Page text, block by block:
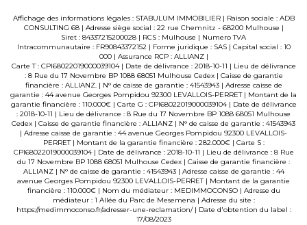
Affichage des informations légales : STABULUM IMMOBILIER | Raison sociale : ADB
CONSULTING 68 | Adresse siège social : 22 rue Chemnitz - 68200 Mulhouse |
Siret : 84337215200028 | RCS : Mulhouse | Numero TVA
Intracommunautaire : FR90843372152 | Forme juridique : SAS | Capital social : 10
000 | Assurance RCP : ALLIANZ |
Carte T : CPI68022019000039104 | Date de délivrance : 2018-10-11 | Lieu de délivrance
: 8 Rue du 17 Novembre BP 1088 68051 Mulhouse Cedex | Caisse de garantie
financière : ALLIANZ. | N° de caisse de garantie : 41543943 | Adresse caisse de
garantie : 44 avenue Georges Pompidou 92300 LEVALLOIS-PERRET | Montant de la
garantie financière : 110.000€ | Carte G : CPI68022019000039104 | Date de délivrance
: 2018-10-11 | Lieu de délivrance : 8 Rue du 17 Novembre BP 1088 68051 Mulhouse
Cedex | Caisse de garantie financière : ALLIANZ | N° de caisse de garantie : 41543943
| Adresse caisse de garantie : 44 avenue Georges Pompidou 92300 LEVALLOIS-
PERRET | Montant de la garantie financière : 282.000€ | Carte S :
CPI68022019000039104 | Date de délivrance : 2018-10-11 | Lieu de délivrance : 8 Rue
du 17 Novembre BP 1088 68051 Mulhouse Cedex | Caisse de garantie financière :
ALLIANZ | N° de caisse de garantie : 41543943 | Adresse caisse de garantie : 44
avenue Georges Pompidou 92300 LEVALLOIS-PERRET | Montant de la garantie
financière : 110.000€ | Nom du médiateur : MEDIMMOCONSO | Adresse du
médiateur : 1 Allée du Parc de Mesemena | Adresse du site :
https://medimmoconso.fr/adresser-une-reclamation/| Date d'obtention du label :
17/08/2023